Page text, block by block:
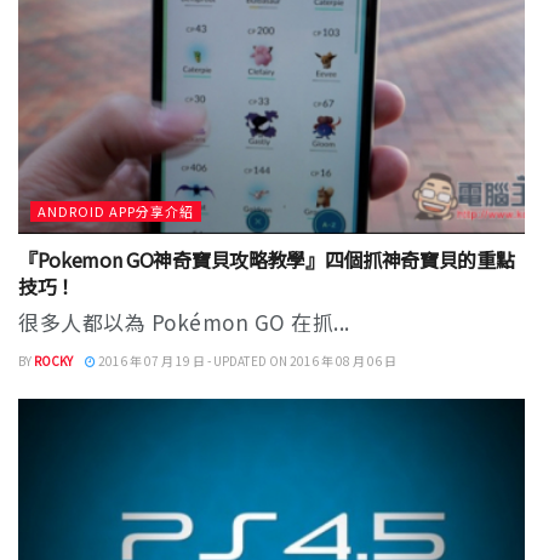
ANDROID APP分享介紹
『Pokemon GO神奇寶貝攻略教學』四個抓神奇寶貝的重點
技巧！
很多人都以為 Pokémon GO 在抓...
BY ROCKY 2016 年 07 月 19 日 - UPDATED ON 2016 年 08 月 06 日